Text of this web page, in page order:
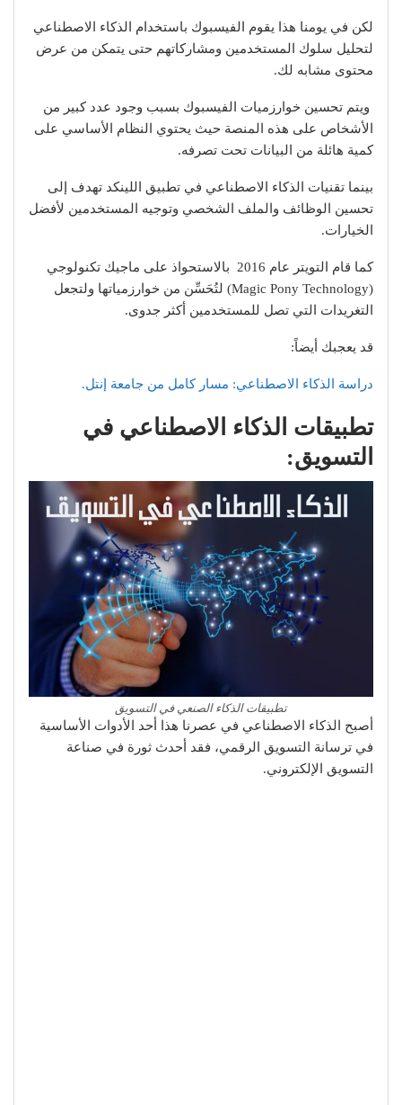
لكن في يومنا هذا يقوم الفيسبوك باستخدام الذكاء الاصطناعي
لتحليل سلوك المستخدمين ومشاركاتهم حتى يتمكن من عرض
محتوى مشابه لك.
ويتم تحسين خوارزميات الفيسبوك بسبب وجود عدد كبير من
الأشخاص على هذه المنصة حيث يحتوي النظام الأساسي على
كمية هائلة من البيانات تحت تصرفه.
بينما تقنيات الذكاء الاصطناعي في تطبيق اللينكد تهدف إلى
تحسين الوظائف والملف الشخصي وتوجيه المستخدمين لأفضل
الخيارات.
كما قام التويتر عام 2016 بالاستحواذ على ماجيك تكنولوجي
(Magic Pony Technology) لتُحَسِّن من خوارزمياتها ولتجعل
التغريدات التي تصل للمستخدمين أكثر جدوى.
قد يعجبك أيضاً:
دراسة الذكاء الاصطناعي: مسار كامل من جامعة إنتل.
تطبيقات الذكاء الاصطناعي في
التسويق:
تطبيقات الذكاء الصنعي في التسويق
أصبح الذكاء الاصطناعي في عصرنا هذا أحد الأدوات الأساسية
في ترسانة التسويق الرقمي، فقد أحدث ثورة في صناعة
التسويق الإلكتروني.